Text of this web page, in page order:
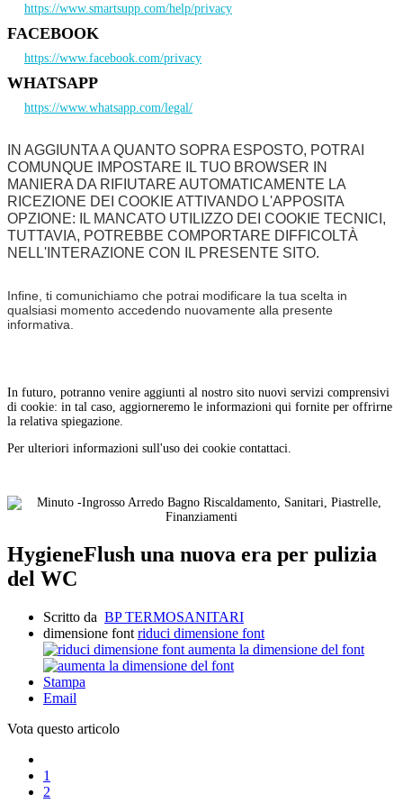
https://www.smartsupp.com/help/privacy
FACEBOOK
https://www.facebook.com/privacy
WHATSAPP
https://www.whatsapp.com/legal/
IN AGGIUNTA A QUANTO SOPRA ESPOSTO, POTRAI
COMUNQUE IMPOSTARE IL TUO BROWSER IN
MANIERA DA RIFIUTARE AUTOMATICAMENTE LA
RICEZIONE DEI COOKIE ATTIVANDO L'APPOSITA
OPZIONE: IL MANCATO UTILIZZO DEI COOKIE TECNICI,
TUTTAVIA, POTREBBE COMPORTARE DIFFICOLTÀ
NELL'INTERAZIONE CON IL PRESENTE SITO.
Infine, ti comunichiamo che potrai modificare la tua scelta in
qualsiasi momento accedendo nuovamente alla presente
informativa.
In futuro, potranno venire aggiunti al nostro sito nuovi servizi comprensivi
di cookie: in tal caso, aggiorneremo le informazioni qui fornite per offrirne
la relativa spiegazione.
Per ulteriori informazioni sull'uso dei cookie contattaci.
HygieneFlush una nuova era per pulizia
del WC
Scritto da BP TERMOSANITARI
dimensione font riduci dimensione font
aumenta la dimensione del font
Stampa
Email
Vota questo articolo
1
2